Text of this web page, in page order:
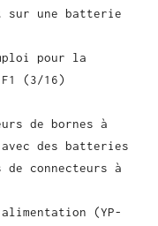
sur une batterie
pour la
(3/16)
de bornes à
des batteries
connecteurs à
(YP-